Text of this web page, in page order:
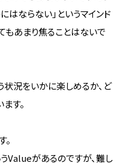
はならない」というマインド
もあまり焦ることはないで
状況をいかに楽しめるか、ど
す。
うValueがあるのですが、難し